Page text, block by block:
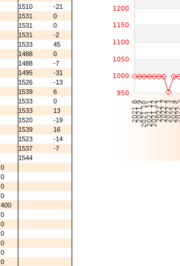
1510
-21
1531
0
1531
0
1531
-2
1533
45
1488
0
1488
-7
1495
-31
1526
-13
1539
6
1533
0
1533
13
1520
-19
1539
16
1523
-14
1537
-7
1544
0
0
0
0
400
0
0
0
0
0
0